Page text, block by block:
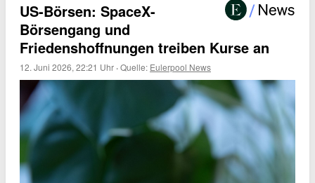
US-Börsen: SpaceX-
Börsengang und
Friedenshoffnungen treiben Kurse an
12. Juni 2026, 22:21 Uhr ·Quelle: Eulerpool News